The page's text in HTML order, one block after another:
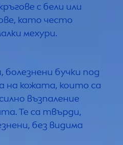
с бели или
като често
мехури.
болезнени бучки под
на кожата, които са
възпаление
Те са твърди,
без видима